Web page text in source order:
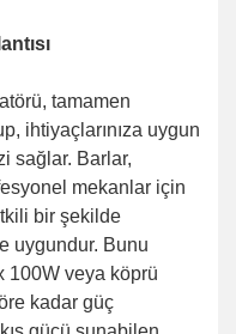
tamamen
ihtiyaçlarınıza uygun
sağlar. Barlar,
mekanlar için
bir şekilde
uygundur. Bunu
100W veya köprü
kadar güç